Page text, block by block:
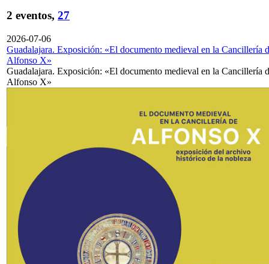
2 eventos, 27
2026-07-06
Guadalajara. Exposición: «El documento medieval en la Cancillería
Alfonso X»
Guadalajara. Exposición: «El documento medieval en la Cancillería
Alfonso X»